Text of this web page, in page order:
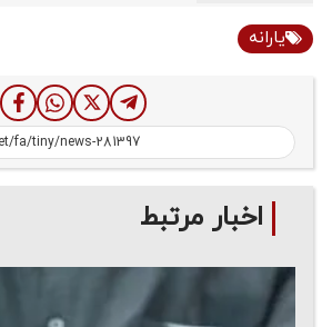
یارانه
اخبار مرتبط